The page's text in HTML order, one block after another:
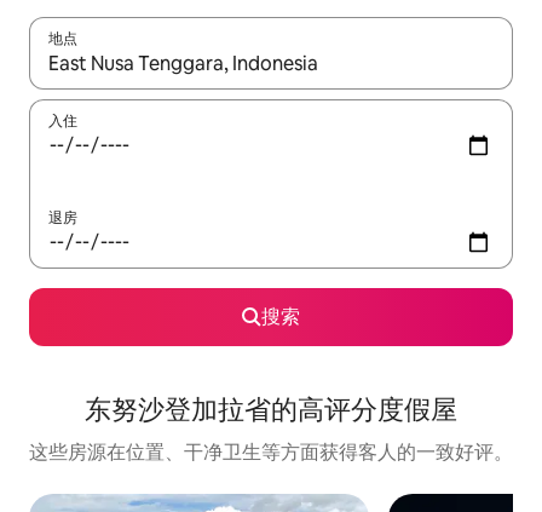
地点
如有搜索结果，请使用上下方向键查看，或通过点击或滑动手势
入住
退房
搜索
东努沙登加拉省的高评分度假屋
这些房源在位置、干净卫生等方面获得客人的一致好评。